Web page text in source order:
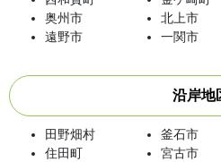
奥州市
北上市
遠野市
一関市
沿岸地
田野畑村 釜石市
住田町
宮古市